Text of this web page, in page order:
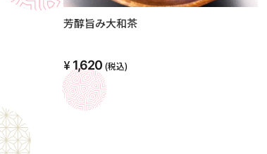
芳醇旨み大和茶
1,620 (税込)